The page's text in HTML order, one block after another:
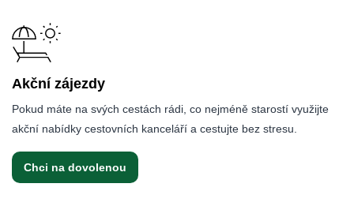
Akční zájezdy
Pokud máte na svých cestách rádi, co nejméně starostí využijte
akční nabídky cestovních kanceláří a cestujte bez stresu.
Chci na dovolenou